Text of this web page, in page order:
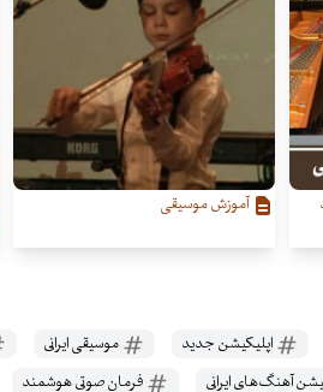
آموزش موسیقی
اپلیکیشن جدید موسیقی ایرانی
آهنگ‌های ایرانی فرمان صوتی هوشمند